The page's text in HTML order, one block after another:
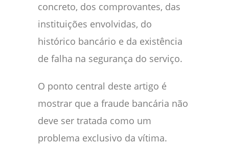
concreto, dos comprovantes, das
instituições envolvidas, do
histórico bancário e da existência
de falha na segurança do serviço.
O ponto central deste artigo é
mostrar que a fraude bancária não
deve ser tratada como um
problema exclusivo da vítima.